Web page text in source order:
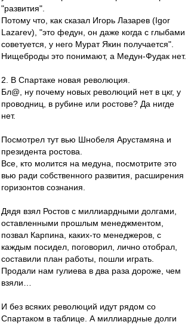
"развития".
Потому что, как сказал Игорь Лазарев (Igor
Lazarev), "это федун, он даже когда с глыбами
советуется, у него Мурат Якин получается".
Нищеброды это понимают, а Медун-Фудак нет.
2. В Спартаке новая революция.
Бл@, ну почему новых революций нет в цкг, у
проводниц, в рубине или ростове? Да нигде
нет.
Посмотрел тут вью Шнобеля Арустамяна и
президента ростова.
Все, кто молится на медуна, посмотрите это
вью ради собственного развития, расширения
горизонтов сознания.
Дядя взял Ростов с миллиардными долгами,
оставленными прошлым менеджментом,
позвал Карпина, каких-то менеджеров, с
каждым посидел, поговорил, лично отобрал,
составили план работы, пошли играть.
Продали нам гулиева в два раза дороже, чем
взяли…
И без всяких революций идут рядом со
Спартаком в таблице. А миллиардные долги